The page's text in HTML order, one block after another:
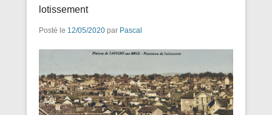
lotissement
Posté le 12/05/2020 par Pascal